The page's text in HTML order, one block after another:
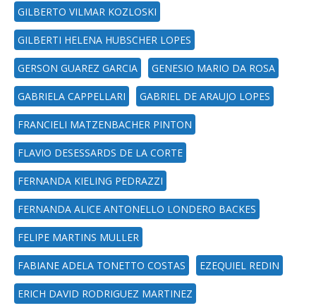
GILBERTO VILMAR KOZLOSKI
GILBERTI HELENA HUBSCHER LOPES
GERSON GUAREZ GARCIA GENESIO MARIO DA ROSA
GABRIELA CAPPELLARI GABRIEL DE ARAUJO LOPES
FRANCIELI MATZENBACHER PINTON
FLAVIO DESESSARDS DE LA CORTE
FERNANDA KIELING PEDRAZZI
FERNANDA ALICE ANTONELLO LONDERO BACKES
FELIPE MARTINS MULLER
FABIANE ADELA TONETTO COSTAS EZEQUIEL REDIN
ERICH DAVID RODRIGUEZ MARTINEZ